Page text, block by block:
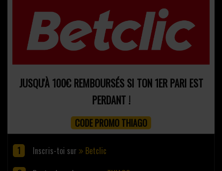
JUSQU'À 100€ REMBOURSÉS SI TON 1ER PARI EST
PERDANT !
CODE PROMO THIAGO
Inscris-toi sur
Betclic